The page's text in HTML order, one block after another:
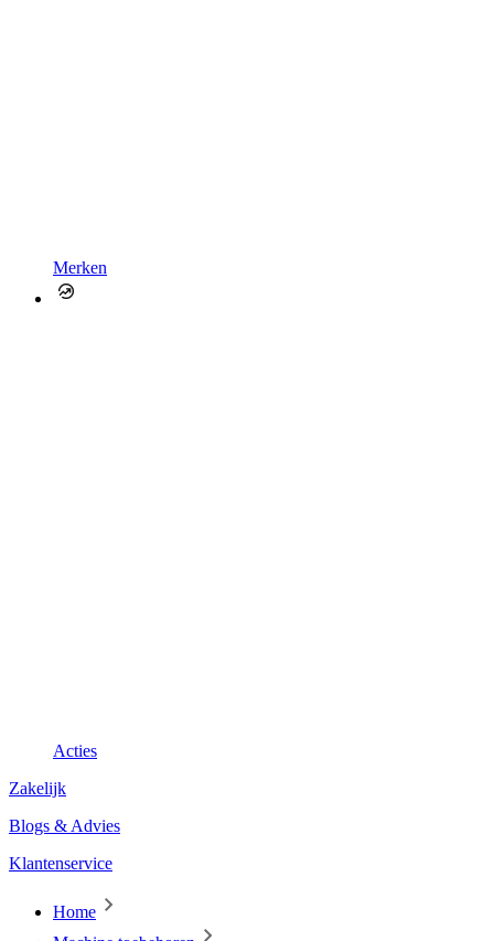
Merken
Acties
Zakelijk
Blogs & Advies
Klantenservice
Home